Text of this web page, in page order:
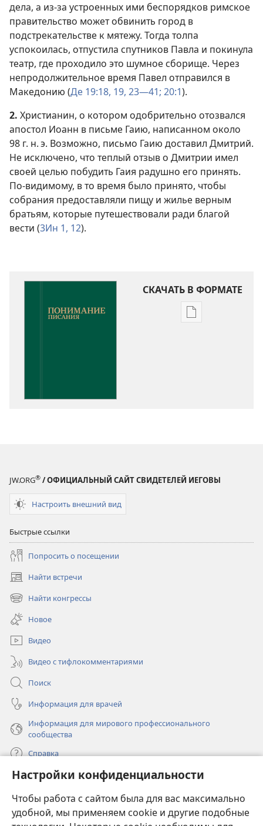
Настройки конфиденциальности
Чтобы работа с сайтом была для вас максимально
удобной, мы применяем cookie и другие подобные
дела, а из-за устроенных ими беспорядков римское
правительство может обвинить город в
подстрекательстве к мятежу. Тогда толпа
успокоилась, отпустила спутников Павла и покинула
театр, где проходило это шумное сборище. Через
непродолжительное время Павел отправился в
Македонию (Де 19:18, 19, 23—41; 20:1).
2. Христианин, о котором одобрительно отозвался
апостол Иоанн в письме Гаию, написанном около
98 г. н. э. Возможно, письмо Гаию доставил Дмитрий.
Не исключено, что теплый отзыв о Дмитрии имел
своей целью побудить Гаия радушно его принять.
По-видимому, в то время было принято, чтобы
собрания предоставляли пищу и жилье верным
братьям, которые путешествовали ради благой
вести (3Ин 1, 12).
СКАЧАТЬ В ФОРМАТЕ
Варианты
JW.ORG® / ОФИЦИАЛЬНЫЙ САЙТ СВИДЕТЕЛЕЙ ИЕГОВЫ
Настроить внешний вид
Быстрые ссылки
Попросить о посещении
Найти встречи
(открывается
в
новом
окне)
Найти конгрессы
(открывается
новом
окне)
Новое
Видео
Видео с тифлокомментариями
Поиск
Информация для врачей
Информация для мирового профессионального
сообщества
Справка
Пожертвования
в
новом
окне)
ОНЛАЙН-БИБЛИОТЕКА Сторожевой башни
(открывается